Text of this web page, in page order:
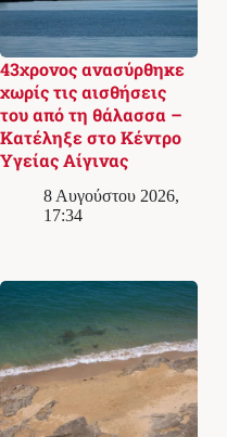
43χρονος ανασύρθηκε
χωρίς τις αισθήσεις
του από τη θάλασσα –
Κατέληξε στο Κέντρο
Υγείας Αίγινας
8 Αυγούστου 2026,
17:34